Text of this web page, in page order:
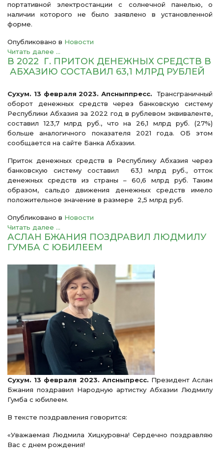
портативной электростанции с солнечной панелью, о
наличии которого не было заявлено в установленной
форме.
Опубликовано в Новости
Читать далее ...
В 2022 Г. ПРИТОК ДЕНЕЖНЫХ СРЕДСТВ В
АБХАЗИЮ СОСТАВИЛ 63,1 МЛРД РУБЛЕЙ
Сухум. 13 февраля 2023. Апсныппресс.Трансграничный
оборот денежных средств через банковскую систему
Республики Абхазия за 2022 год в рублевом эквиваленте,
составил 123,7 млрд руб., что на 26,1 млрд руб. (27%)
больше аналогичного показателя 2021 года. ОБ этом
сообщается на сайте Банка Абхазии.
Приток денежных средств в Республику Абхазия через
банковскую систему составил 63,1 млрд руб., отток
денежных средств из страны – 60,6 млрд руб. Таким
образом, сальдо движения денежных средств имело
положительное значение в размере 2,5 млрд руб.
Опубликовано в Новости
Читать далее ...
АСЛАН БЖАНИЯ ПОЗДРАВИЛ ЛЮДМИЛУ
ГУМБА С ЮБИЛЕЕМ
Сухум. 13 февраля 2023. Апсныпресс. Президент Аслан
Бжания поздравил Народную артистку Абхазии Людмилу
Гумба с юбилеем.
В тексте поздравления говорится:
«Уважаемая Людмила Хицкуровна! Сердечно поздравляю
Вас с днем рождения!